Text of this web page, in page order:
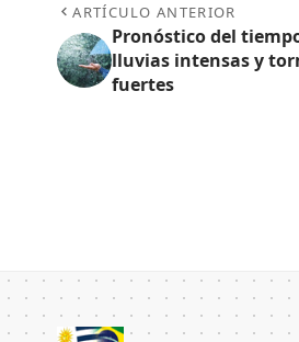
ARTÍCULO ANTERIOR
Pronóstico del
lluvias intensas y
fuertes